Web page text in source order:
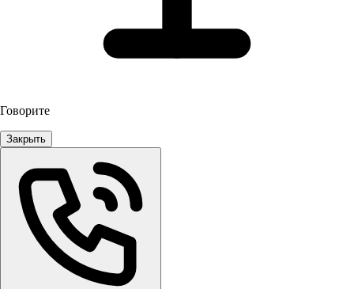
Говорите
Закрыть